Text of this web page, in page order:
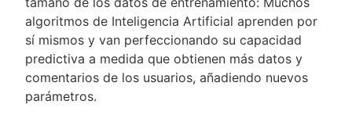
algoritmos de Inteligencia Artificial aprenden por
sí mismos y van perfeccionando su capacidad
predictiva a medida que obtienen más datos y
comentarios de los usuarios, añadiendo nuevos
parámetros.